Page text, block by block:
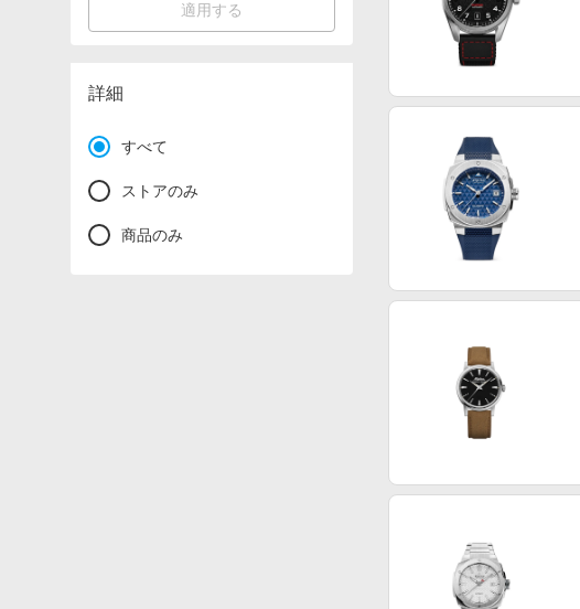
適用する
詳細
すべて
ストアのみ
商品のみ